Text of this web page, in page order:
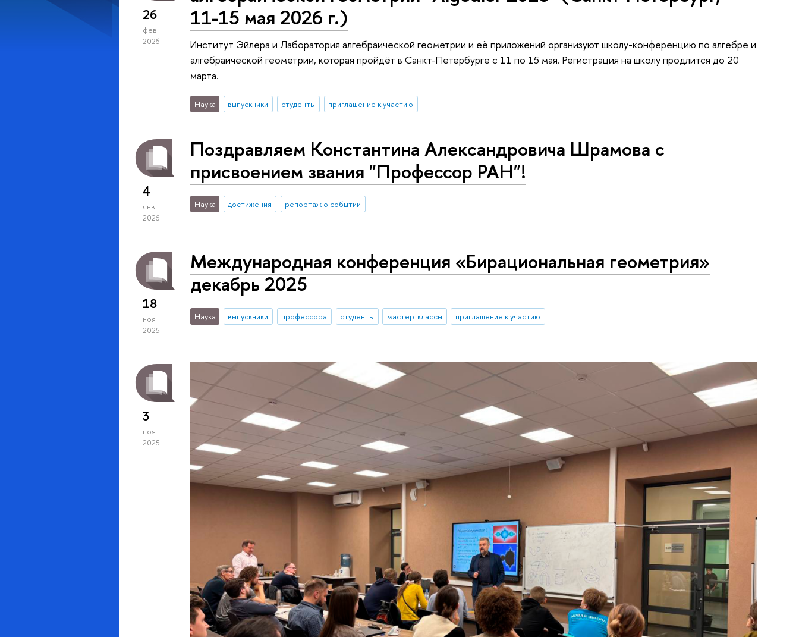
26
фев
2026
11-15 мая 2026 г.)
Институт Эйлера и Лаборатория алгебраической геометрии и её приложений организуют школу-конференцию по алгебре и
алгебраической геометрии, которая пройдёт в Санкт-Петербурге с 11 по 15 мая. Регистрация на школу продлится до 20
марта.
Наука выпускники студенты приглашение к участию
4
янв
2026
Поздравляем Константина Александровича Шрамова с
присвоением звания "Профессор РАН"!
Наука достижения репортаж о событии
18
ноя
2025
Международная конференция «Бирациональная геометрия»
декабрь 2025
Наука выпускники профессора студенты мастер-классы приглашение к участию
3
ноя
2025